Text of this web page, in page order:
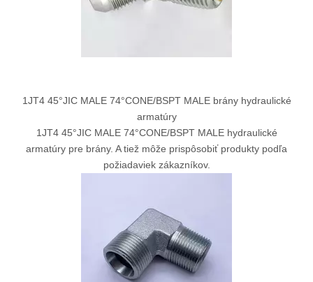
1JT4 45°JIC MALE 74°CONE/BSPT MALE brány hydraulické
armatúry
1JT4 45°JIC MALE 74°CONE/BSPT MALE hydraulické
armatúry pre brány. A tiež môže prispôsobiť produkty podľa
požiadaviek zákazníkov.